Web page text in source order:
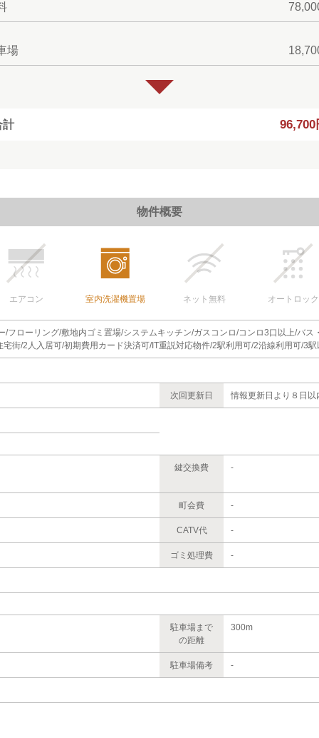
場
計 96,700
物件概要
エアコン 室内洗濯機置場 ネット無料 オートロック
/フローリング/敷地内ゴミ置場/システムキッチン/ガスコンロ/コンロ3口以上/バ
街/2人入居可/初期費用カード決済可/IT重説対応物件/2駅利用可/2沿線利用可/3
次回更新日 情報更新日より８日以
鍵交換費 -
町会費 -
CATV代 -
ゴミ処理費 -
駐車場まで
の距離
300m
駐車場備考 -